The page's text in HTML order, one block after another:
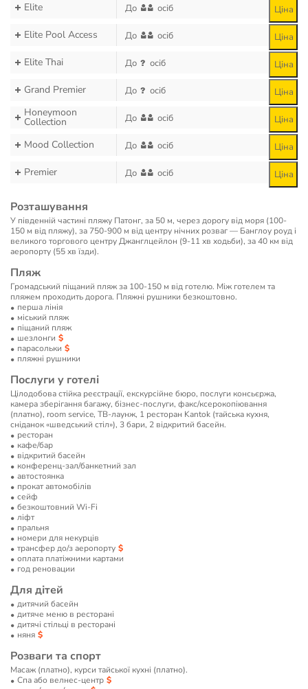
Elite До осіб Ціна
Elite Pool Access До осіб Ціна
Elite Thai До осіб Ціна
Grand Premier До осіб Ціна
Honeymoon
Collection До осіб Ціна
Mood Collection До осіб Ціна
Premier До осіб Ціна
Розташування
У південній частині пляжу Патонг, за 50 м, через дорогу від моря (100-
150 м від пляжу), за 750-900 м від центру нічних розваг — Банглоу роуд і
великого торгового центру Джанглцейлон (9-11 хв ходьби), за 40 км від
аеропорту (55 хв їзди).
Пляж
Громадський піщаний пляж за 100-150 м від готелю. Між готелем та
пляжем проходить дорога. Пляжні рушники безкоштовно.
перша лінія
мiський пляж
піщаний пляж
шезлонги
парасольки
пляжні рушники
Послуги у готелі
Цілодобова стійка реєстрації, екскурсійне бюро, послуги консьєржа,
камера зберігання багажу, бізнес-послуги, факс/ксерокопіювання
(платно), room service, ТВ-лаунж, 1 ресторан Kantok (тайська кухня,
сніданок «шведський стіл»), 3 бари, 2 відкритий басейн.
ресторан
кафе/бар
відкритий басейн
конференц-зал/банкетний зал
автостоянка
прокат автомобілів
сейф
безкоштовний Wi-Fi
ліфт
пральня
номери для некурців
трансфер до/з аеропорту
оплата платіжними картами
год реновации
Для дітей
дитячий басейн
дитяче меню в ресторані
дитячі стільці в ресторані
няня
Розваги та спорт
Масаж (платно), курси тайської кухні (платно).
Спа або велнес-центр